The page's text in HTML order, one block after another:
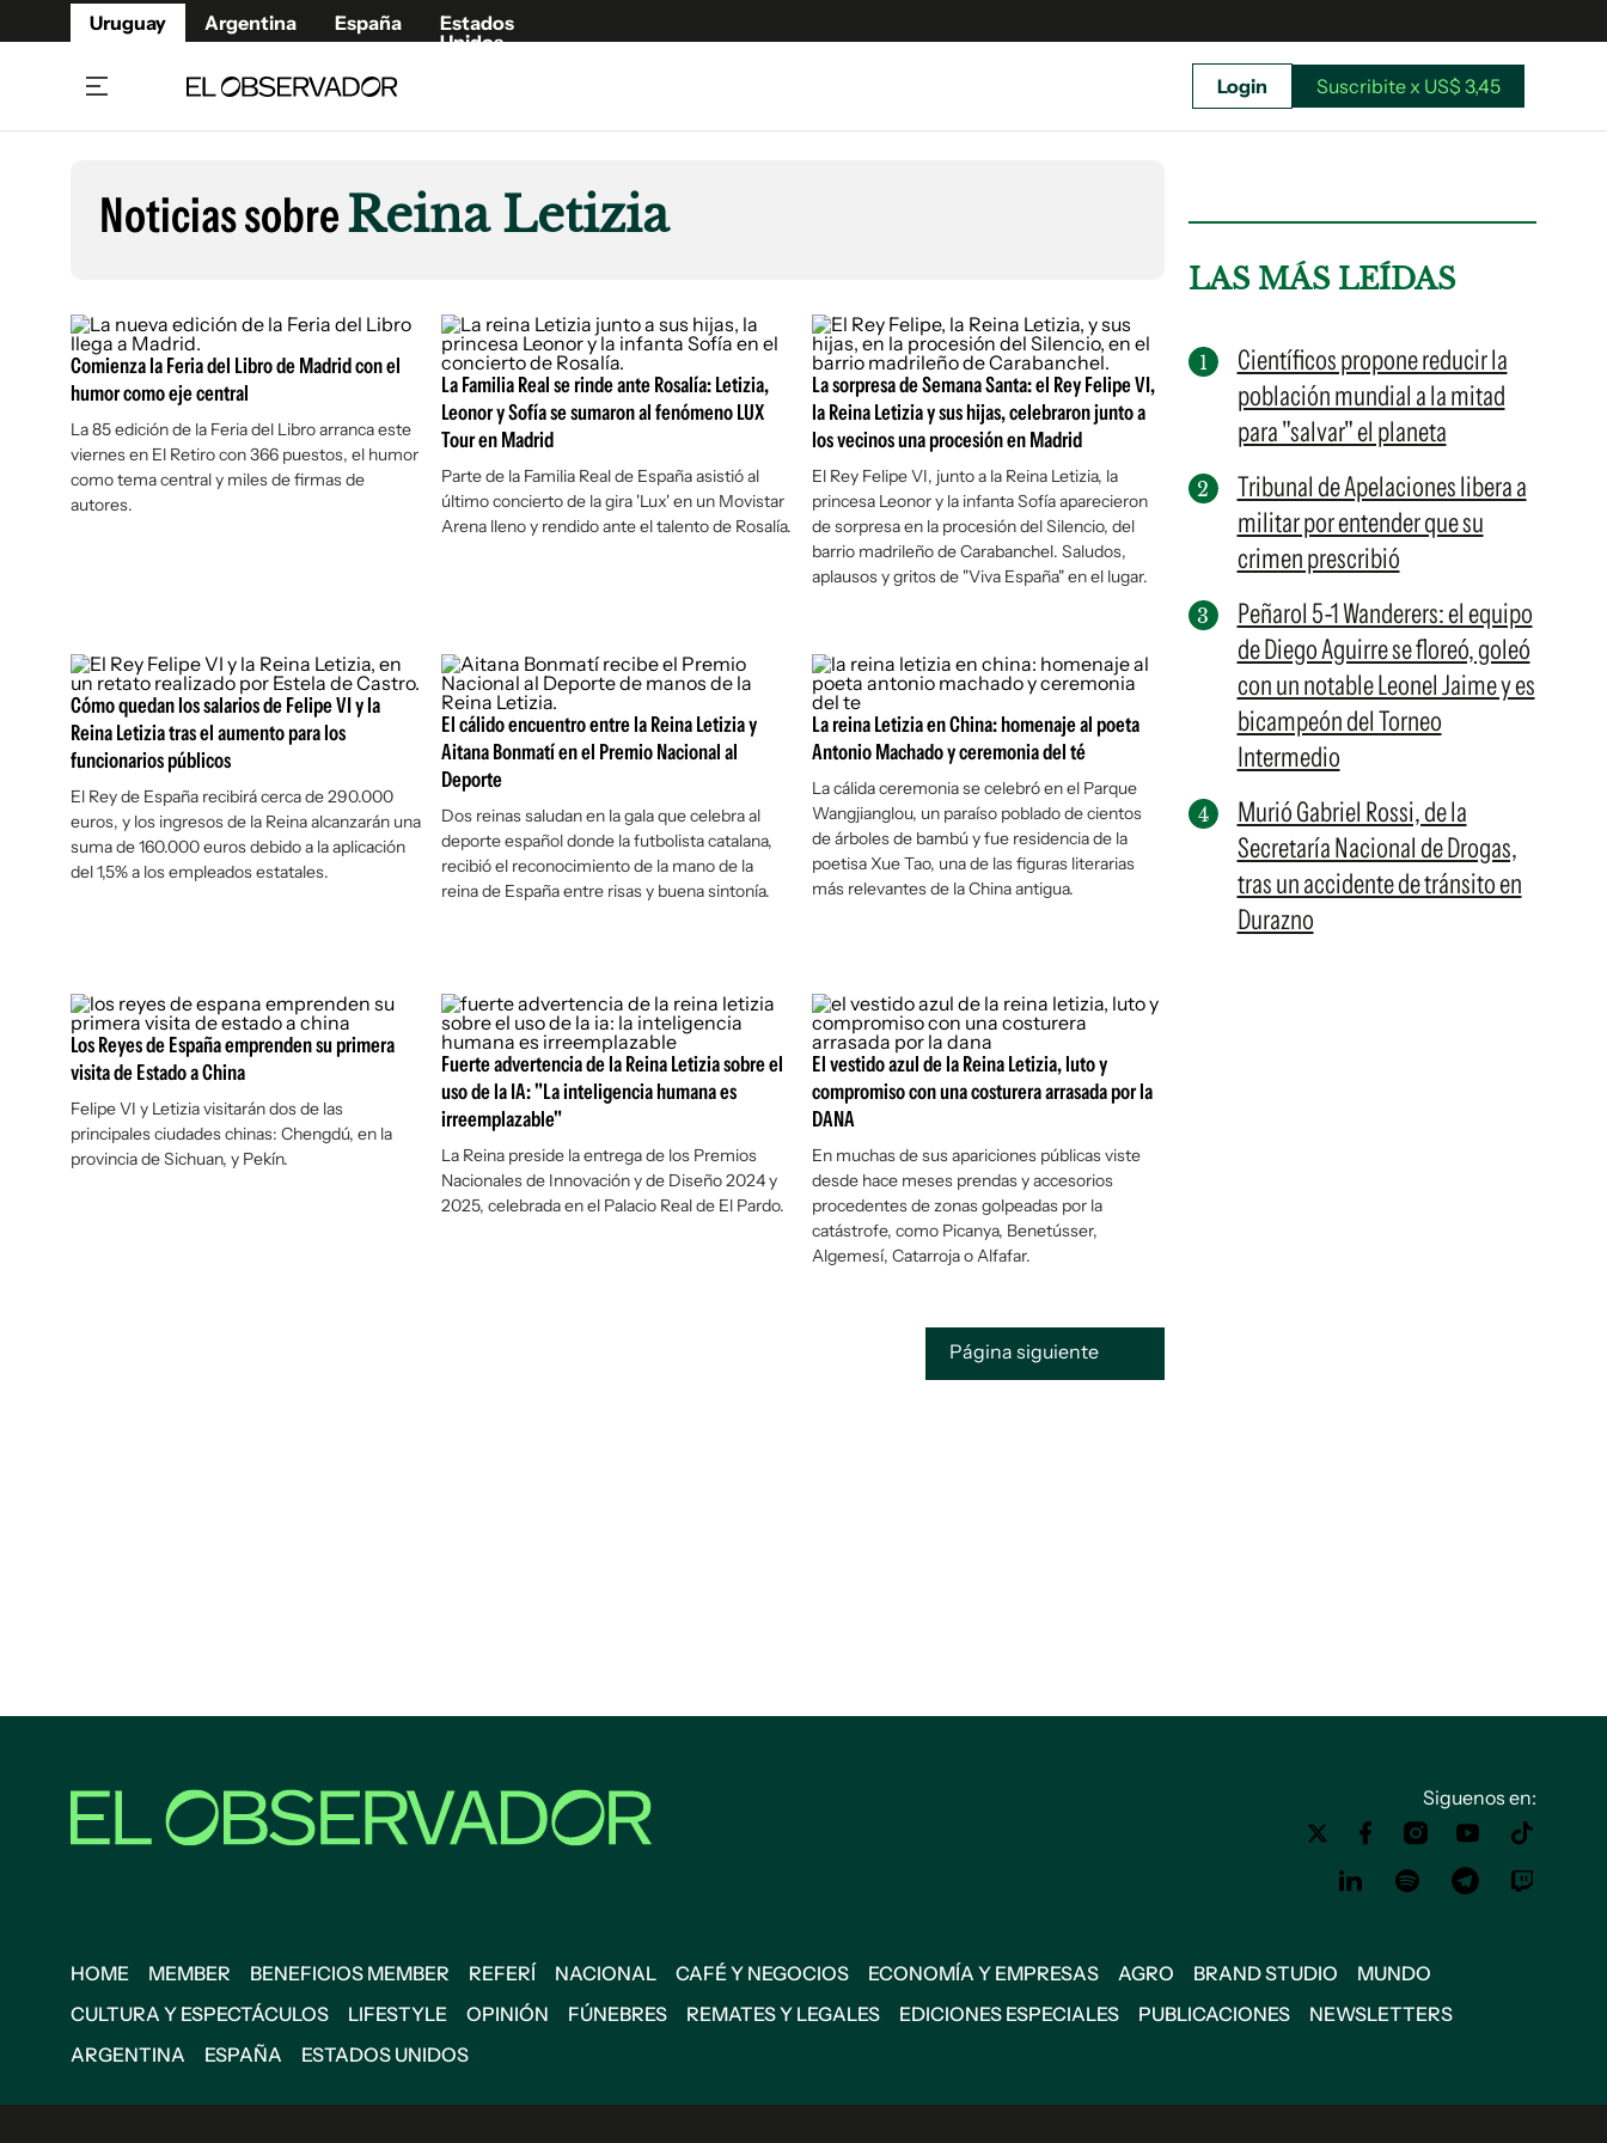
Uruguay Argentina España
Estados
Unidos
Beneficios Member
Café y Negocios
Economía y Empresas
Agro
Brand Studio
Mundo
Cultura y Espectáculos
Fúnebres
Publicaciones
Newsletters
Argentina
España
Estados Unidos
Suscribite x US$ 3,45
Login Suscribite x US$ 3,45
Noticias sobreReina Letizia
Comienza la Feria del Libro de Madrid con el
humor como eje central
La 85 edición de la Feria del Libro arranca este
viernes en El Retiro con 366 puestos, el humor
como tema central y miles de firmas de
autores.
La Familia Real se rinde ante Rosalía: Letizia,
Leonor y Sofía se sumaron al fenómeno LUX
Tour en Madrid
Parte de la Familia Real de España asistió al
último concierto de la gira 'Lux' en un Movistar
Arena lleno y rendido ante el talento de Rosalía.
La sorpresa de Semana Santa: el Rey Felipe VI,
la Reina Letizia y sus hijas, celebraron junto a
los vecinos una procesión en Madrid
El Rey Felipe VI, junto a la Reina Letizia, la
princesa Leonor y la infanta Sofía aparecieron
de sorpresa en la procesión del Silencio, del
barrio madrileño de Carabanchel. Saludos,
aplausos y gritos de "Viva España" en el lugar.
Cómo quedan los salarios de Felipe VI y la
Reina Letizia tras el aumento para los
funcionarios públicos
El Rey de España recibirá cerca de 290.000
euros, y los ingresos de la Reina alcanzarán una
suma de 160.000 euros debido a la aplicación
del 1,5% a los empleados estatales.
El cálido encuentro entre la Reina Letizia y
Aitana Bonmatí en el Premio Nacional al
Deporte
Dos reinas saludan en la gala que celebra al
deporte español donde la futbolista catalana,
recibió el reconocimiento de la mano de la
reina de España entre risas y buena sintonía.
La reina Letizia en China: homenaje al poeta
Antonio Machado y ceremonia del té
La cálida ceremonia se celebró en el Parque
Wangjianglou, un paraíso poblado de cientos
de árboles de bambú y fue residencia de la
poetisa Xue Tao, una de las figuras literarias
más relevantes de la China antigua.
Los Reyes de España emprenden su primera
visita de Estado a China
Felipe VI y Letizia visitarán dos de las
principales ciudades chinas: Chengdú, en la
provincia de Sichuan, y Pekín.
Fuerte advertencia de la Reina Letizia sobre el
uso de la IA: "La inteligencia humana es
irreemplazable"
La Reina preside la entrega de los Premios
Nacionales de Innovación y de Diseño 2024 y
2025, celebrada en el Palacio Real de El Pardo.
El vestido azul de la Reina Letizia, luto y
compromiso con una costurera arrasada por la
DANA
En muchas de sus apariciones públicas viste
desde hace meses prendas y accesorios
procedentes de zonas golpeadas por la
catástrofe, como Picanya, Benetússer,
Algemesí, Catarroja o Alfafar.
Página siguiente
LAS MÁS LEÍDAS
Científicos propone reducir la
población mundial a la mitad
para "salvar" el planeta
Tribunal de Apelaciones libera a
militar por entender que su
crimen prescribió
Peñarol 5-1 Wanderers: el equipo
de Diego Aguirre se floreó, goleó
con un notable Leonel Jaime y es
bicampeón del Torneo
Intermedio
Murió Gabriel Rossi, de la
Secretaría Nacional de Drogas,
tras un accidente de tránsito en
Durazno
Siguenos en:
HOME MEMBER BENEFICIOS MEMBER REFERÍ NACIONAL CAFÉ Y NEGOCIOS ECONOMÍA Y EMPRESAS AGRO BRAND STUDIO
MUNDO
CULTURA Y ESPECTÁCULOS
LIFESTYLE OPINIÓN FÚNEBRES REMATES Y LEGALES EDICIONES ESPECIALES PUBLICACIONES
NEWSLETTERS
ARGENTINA
ESPAÑA ESTADOS UNIDOS